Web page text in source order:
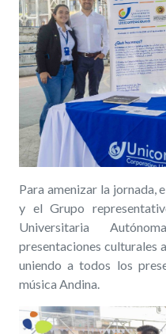
Para amenizar la jornada,
y el Grupo
Universitaria
presentaciones culturales
uniendo a todos los
música Andina.